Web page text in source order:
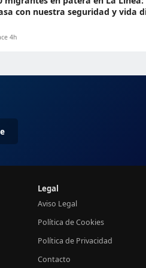
con nuestra seguridad y vida
4h
Legal
Aviso Legal
Política de Cookies
Política de Privacidad
Contacto